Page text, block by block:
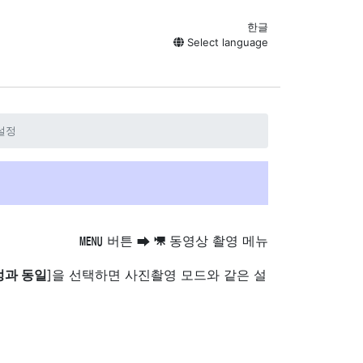
한글
Select language
정
G 버튼 U 1 동영상 촬영 메뉴
과 동일]을 선택하면 사진촬영 모드와 같은 설